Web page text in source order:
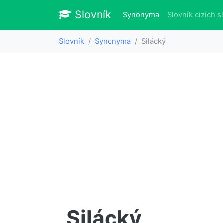
Slovník Slovník
Synonyma(aktuálně)
Slovník cizích
Slovník Synonyma Silácký
Silácký